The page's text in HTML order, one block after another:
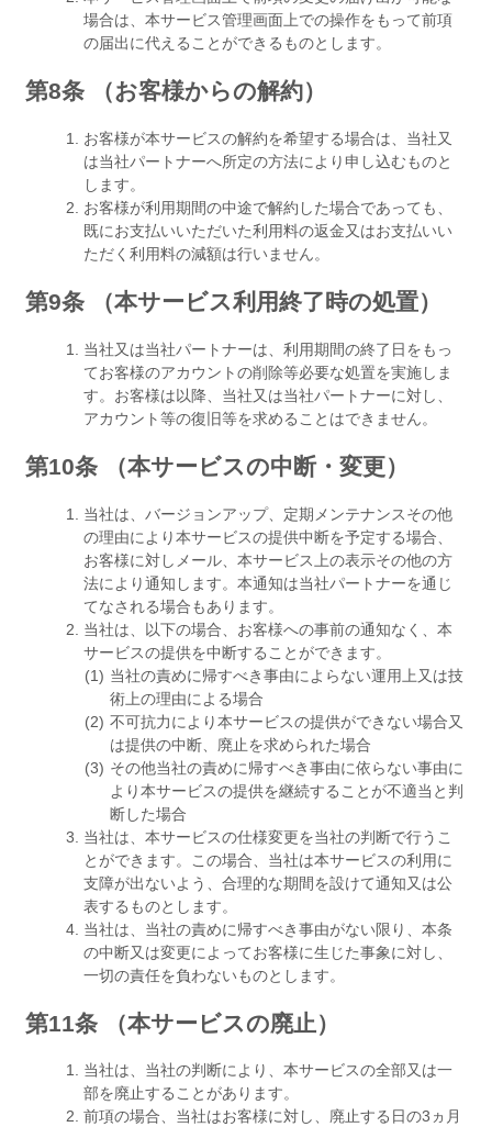
場合は、本サービス管理画面上での操作をもって前項
の届出に代えることができるものとします。
第8条 （お客様からの解約）
お客様が本サービスの解約を希望する場合は、当社又
は当社パートナーへ所定の方法により申し込むものと
します。
お客様が利用期間の中途で解約した場合であっても、
既にお支払いいただいた利用料の返金又はお支払いい
ただく利用料の減額は行いません。
第9条 （本サービス利用終了時の処置）
当社又は当社パートナーは、利用期間の終了日をもっ
てお客様のアカウントの削除等必要な処置を実施しま
す。お客様は以降、当社又は当社パートナーに対し、
アカウント等の復旧等を求めることはできません。
第10条 （本サービスの中断・変更）
当社は、バージョンアップ、定期メンテナンスその他
の理由により本サービスの提供中断を予定する場合、
お客様に対しメール、本サービス上の表示その他の方
法により通知します。本通知は当社パートナーを通じ
てなされる場合もあります。
当社は、以下の場合、お客様への事前の通知なく、本
サービスの提供を中断することができます。
当社の責めに帰すべき事由によらない運用上又は技
術上の理由による場合
不可抗力により本サービスの提供ができない場合又
は提供の中断、廃止を求められた場合
その他当社の責めに帰すべき事由に依らない事由に
より本サービスの提供を継続することが不適当と判
断した場合
当社は、本サービスの仕様変更を当社の判断で行うこ
とができます。この場合、当社は本サービスの利用に
支障が出ないよう、合理的な期間を設けて通知又は公
表するものとします。
当社は、当社の責めに帰すべき事由がない限り、本条
の中断又は変更によってお客様に生じた事象に対し、
一切の責任を負わないものとします。
第11条 （本サービスの廃止）
当社は、当社の判断により、本サービスの全部又は一
部を廃止することがあります。
前項の場合、当社はお客様に対し、廃止する日の3ヵ月